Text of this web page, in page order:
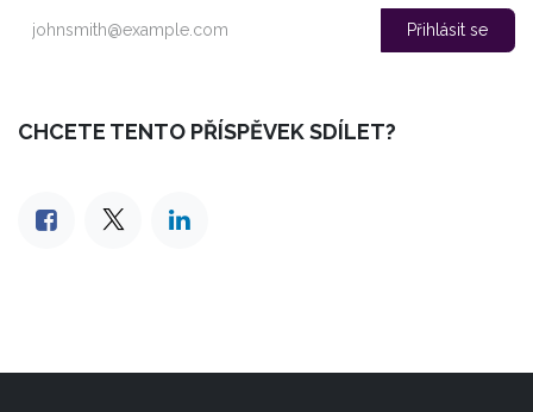
Přihlásit se
CHCETE TENTO PŘÍSPĚVEK SDÍLET?